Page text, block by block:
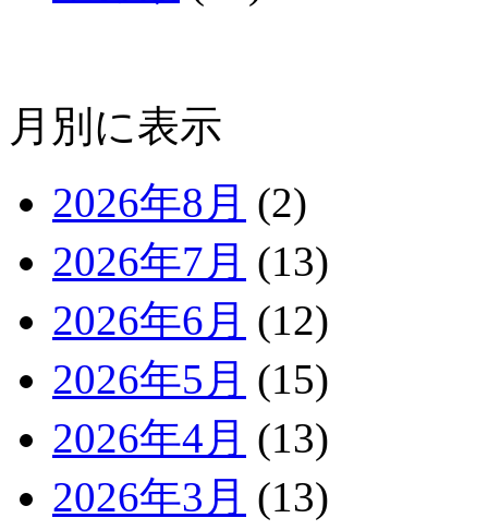
月別に表示
2026年8月 (2)
2026年7月 (13)
2026年6月 (12)
2026年5月 (15)
2026年4月 (13)
2026年3月 (13)